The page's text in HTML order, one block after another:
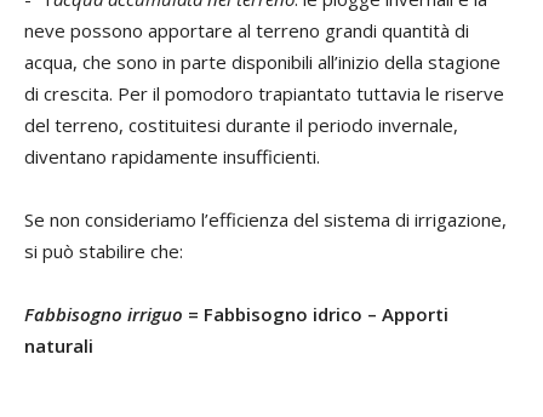
neve possono apportare al terreno grandi quantità di
acqua, che sono in parte disponibili all’inizio della stagione
di crescita. Per il pomodoro trapiantato tuttavia le riserve
del terreno, costituitesi durante il periodo invernale,
diventano rapidamente insufficienti.
Se non consideriamo l’efficienza del sistema di irrigazione,
si può stabilire che:
Fabbisogno irriguo = Fabbisogno idrico – Apporti
naturali